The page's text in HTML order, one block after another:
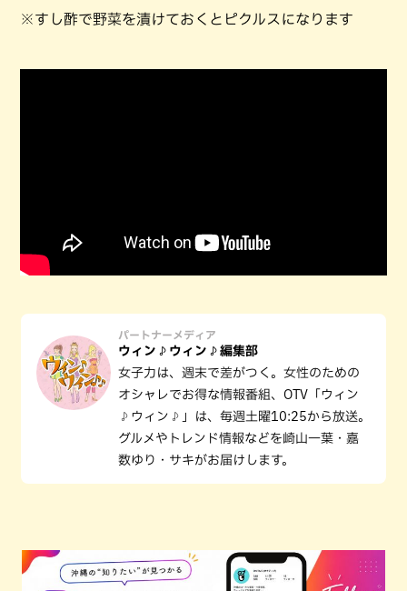
※すし酢で野菜を漬けておくとピクルスになります
パートナーメディア
ウィン♪ウィン♪編集部
女子力は、週末で差がつく。女性のための
オシャレでお得な情報番組、OTV「ウィン
♪ウィン♪」は、毎週土曜10:25から放送。
グルメやトレンド情報などを崎山一葉・嘉
数ゆり・サキがお届けします。